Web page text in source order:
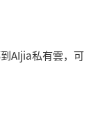
AIjia私有雲，可